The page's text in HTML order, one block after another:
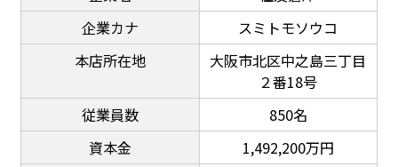
企業カナ
スミトモソウコ
本店所在地
大阪市北区中之島三丁目
２番18号
従業員数
850名
資本金
1,492,200万円